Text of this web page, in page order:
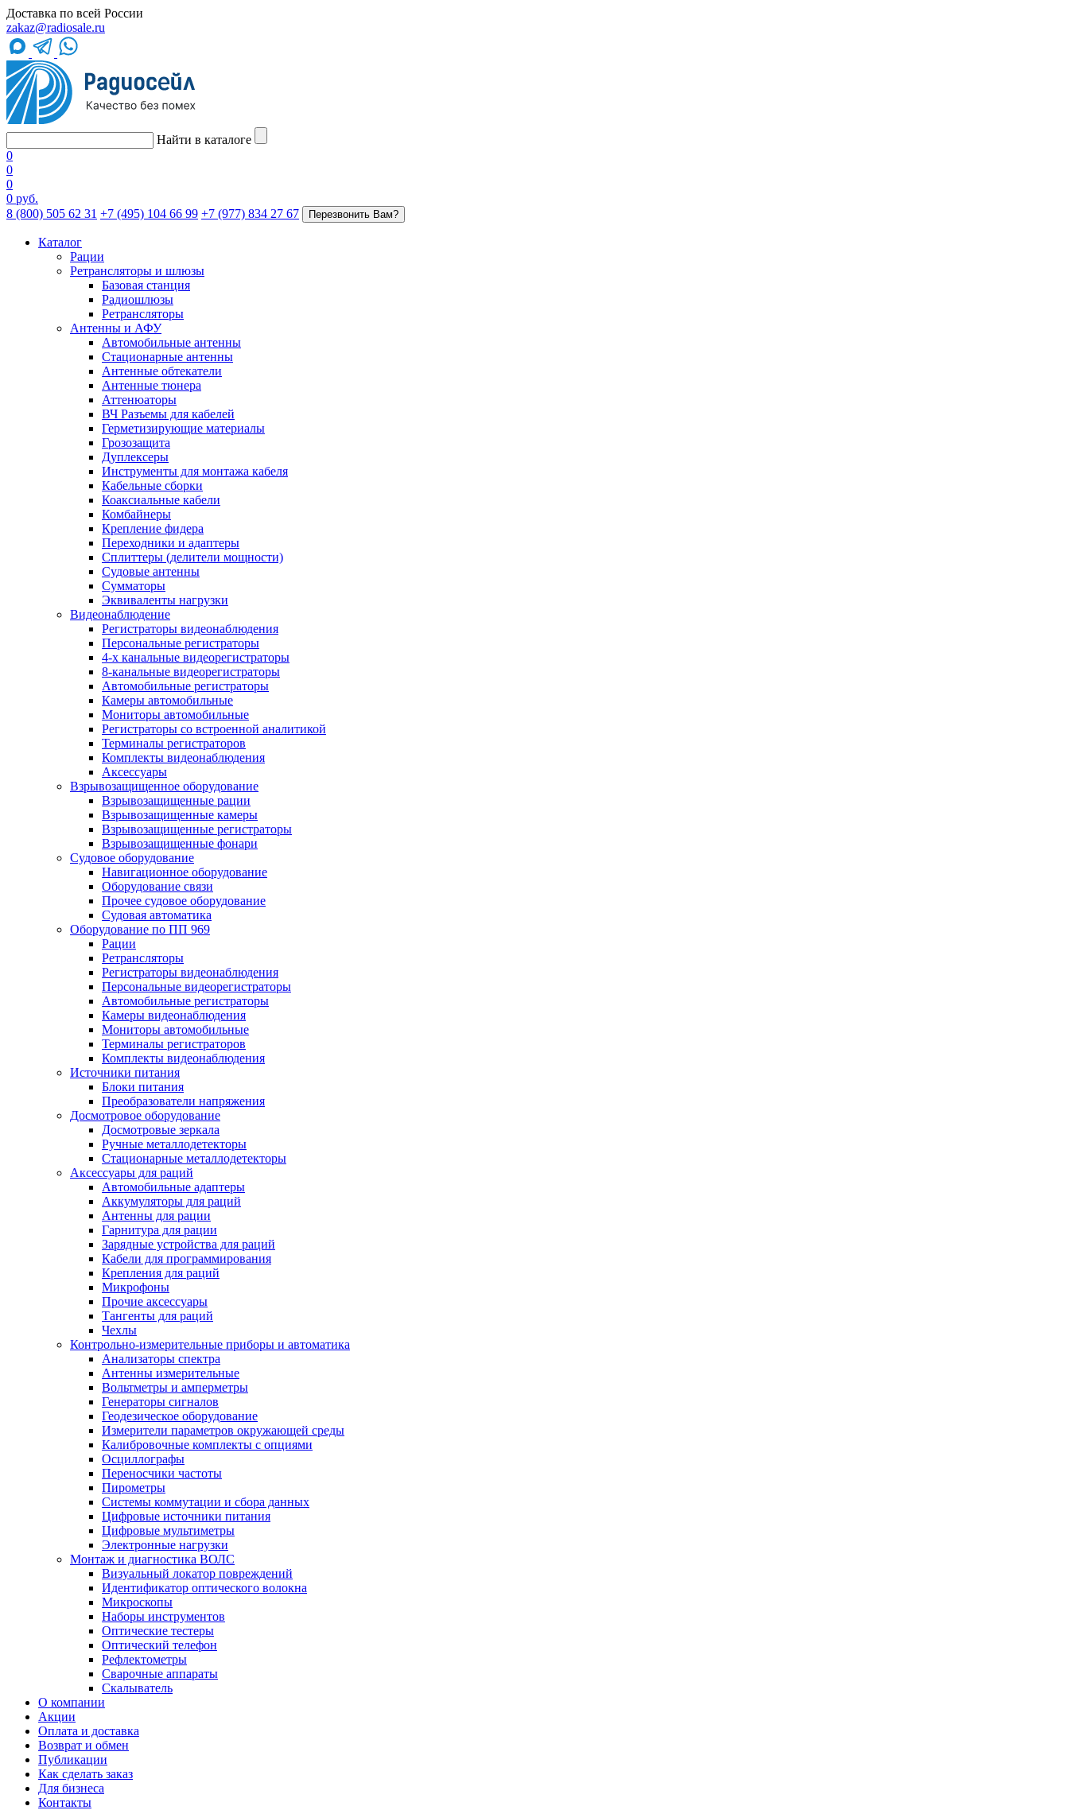
Доставка по всей России
zakaz@radiosale.ru
Найти в каталоге
0
0
0
0 руб.
8 (800) 505 62 31 +7 (495) 104 66 99 +7 (977) 834 27 67 Перезвонить Вам?
Каталог
Рации
Ретрансляторы и шлюзы
Базовая станция
Радиошлюзы
Ретрансляторы
Антенны и АФУ
Автомобильные антенны
Стационарные антенны
Антенные обтекатели
Антенные тюнера
Аттенюаторы
ВЧ Разъемы для кабелей
Герметизирующие материалы
Грозозащита
Дуплексеры
Инструменты для монтажа кабеля
Кабельные сборки
Коаксиальные кабели
Комбайнеры
Крепление фидера
Переходники и адаптеры
Сплиттеры (делители мощности)
Судовые антенны
Сумматоры
Эквиваленты нагрузки
Видеонаблюдение
Регистраторы видеонаблюдения
Персональные регистраторы
4-х канальные видеорегистраторы
8-канальные видеорегистраторы
Автомобильные регистраторы
Камеры автомобильные
Мониторы автомобильные
Регистраторы со встроенной аналитикой
Терминалы регистраторов
Комплекты видеонаблюдения
Аксессуары
Взрывозащищенное оборудование
Взрывозащищенные рации
Взрывозащищенные камеры
Взрывозащищенные регистраторы
Взрывозащищенные фонари
Судовое оборудование
Навигационное оборудование
Оборудование связи
Прочее судовое оборудование
Судовая автоматика
Оборудование по ПП 969
Рации
Ретрансляторы
Регистраторы видеонаблюдения
Персональные видеорегистраторы
Автомобильные регистраторы
Камеры видеонаблюдения
Мониторы автомобильные
Терминалы регистраторов
Комплекты видеонаблюдения
Источники питания
Блоки питания
Преобразователи напряжения
Досмотровое оборудование
Досмотровые зеркала
Ручные металлодетекторы
Стационарные металлодетекторы
Аксессуары для раций
Автомобильные адаптеры
Аккумуляторы для раций
Антенны для рации
Гарнитура для рации
Зарядные устройства для раций
Кабели для программирования
Крепления для раций
Микрофоны
Прочие аксессуары
Тангенты для раций
Чехлы
Контрольно-измерительные приборы и автоматика
Анализаторы спектра
Антенны измерительные
Вольтметры и амперметры
Генераторы сигналов
Геодезическое оборудование
Измерители параметров окружающей среды
Калибровочные комплекты с опциями
Осциллографы
Переносчики частоты
Пирометры
Системы коммутации и сбора данных
Цифровые источники питания
Цифровые мультиметры
Электронные нагрузки
Монтаж и диагностика ВОЛС
Визуальный локатор повреждений
Идентификатор оптического волокна
Микроскопы
Наборы инструментов
Оптические тестеры
Оптический телефон
Рефлектометры
Сварочные аппараты
Скалыватель
О компании
Акции
Оплата и доставка
Возврат и обмен
Публикации
Как сделать заказ
Для бизнеса
Контакты